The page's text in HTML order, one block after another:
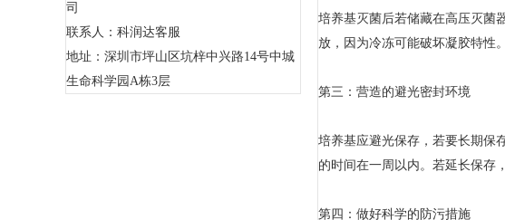
司
联系人：科润达客服
地址：深圳市坪山区坑梓中兴路14号中城
生命科学园A栋3层
培养基灭菌后若储藏在高压灭菌
放，因为冷冻可能破坏凝胶特性。
第三：营造的避光密封环境
培养基应避光保存，若要长期保
的时间在一周以内。若延长保存
第四：做好科学的防污措施